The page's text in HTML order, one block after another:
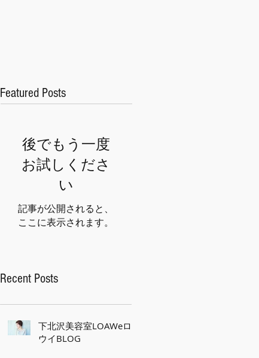
Featured Posts
後でもう一度
お試しくださ
い
記事が公開されると、
ここに表示されます。
Recent Posts
下北沢美容室LOAWeロ
ウイBLOG